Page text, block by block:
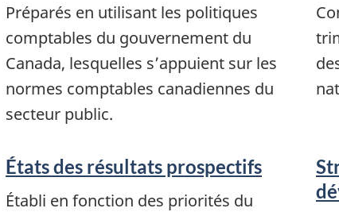
Préparés en utilisant les politiques
comptables du gouvernement du
Canada, lesquelles s’appuient sur les
normes comptables canadiennes du
secteur public.
États des résultats prospectifs
Établi en fonction des priorités du